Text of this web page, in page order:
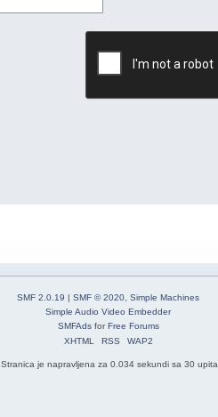
SMF 2.0.19 | SMF © 2020, Simple Machines
Simple Audio Video Embedder
SMFAdsforFree Forums
XHTML
RSS WAP2
Stranica je napravljena za 0.034 sekundi sa 30